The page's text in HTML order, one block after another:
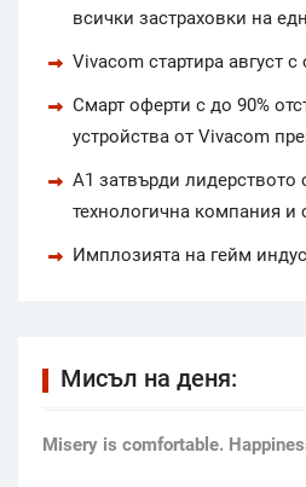
всички застраховки на
Vivacom стартира август
Смарт оферти с до 90%
устройства от Vivacom
А1 затвърди лидерството
технологична компания и
Имплозията на гейм
Мисъл на деня:
Мisery is comfortable.